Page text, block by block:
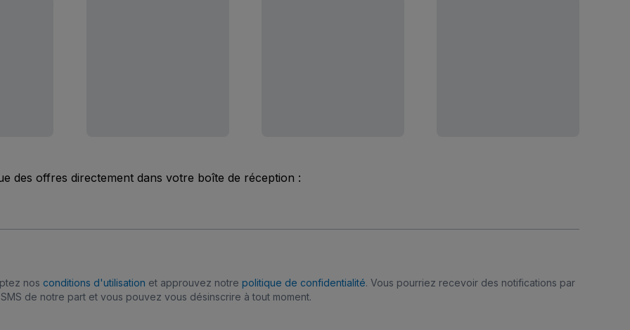
des offres directement dans votre boîte de réception :
nos conditions d'utilisation et approuvez notre politique de confidentialité. Vous pourriez recevoir des notifications par
SMS de notre part et vous pouvez vous désinscrire à tout moment.